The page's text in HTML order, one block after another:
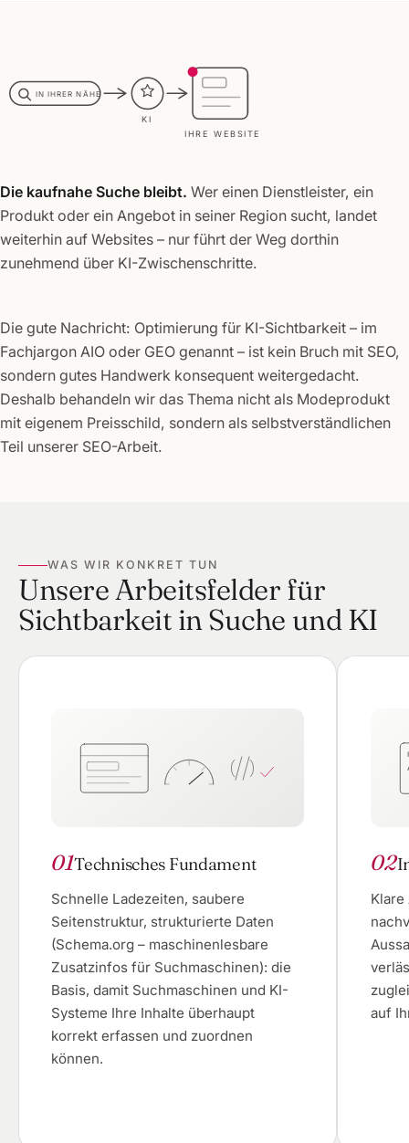
IN IHRER NÄHE
KI
IHRE WEBSITE
Die kaufnahe Suche bleibt. Wer einen Dienstleister, ein
Produkt oder ein Angebot in seiner Region sucht, landet
weiterhin auf Websites – nur führt der Weg dorthin
zunehmend über KI-Zwischenschritte.
Die gute Nachricht: Optimierung für KI-Sichtbarkeit – im
Fachjargon AIO oder GEO genannt – ist kein Bruch mit SEO,
sondern gutes Handwerk konsequent weitergedacht.
Deshalb behandeln wir das Thema nicht als Modeprodukt
mit eigenem Preisschild, sondern als selbstverständlichen
Teil unserer SEO-Arbeit.
WAS WIR KONKRET TUN
Unsere Arbeitsfelder für
Sichtbarkeit in Suche und KI
01Technisches Fundament
Schnelle Ladezeiten, saubere
Seitenstruktur, strukturierte Daten
(Schema.org – maschinenlesbare
Zusatzinfos für Suchmaschinen): die
Basis, damit Suchmaschinen und KI-
Systeme Ihre Inhalte überhaupt
korrekt erfassen und zuordnen
können.
02
auf